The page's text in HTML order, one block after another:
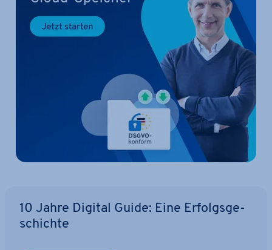
10 Jahre Digital Guide: Eine Er­folgs­ge­
schich­te